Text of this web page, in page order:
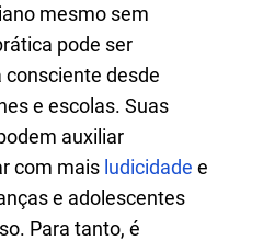
mesmo sem
pode ser
desde
e escolas. Suas
auxiliar
com mais ludicidade e
e adolescentes
Para tanto, é